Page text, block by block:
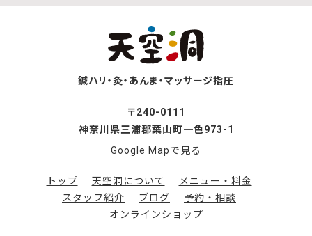
記
鍼ハリ・灸・あんま・マッサージ指圧
〒240-0111
神奈川県三浦郡葉山町一色973-1
Google Mapで見る
トップ 天空洞について
メニュー・料金
スタッフ紹介
ブログ
予約・相談
オンラインショップ